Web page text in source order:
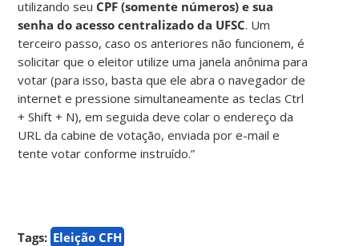
utilizando seu CPF (somente números) e sua
senha do acesso centralizado da UFSC. Um
terceiro passo, caso os anteriores não funcionem, é
solicitar que o eleitor utilize uma janela anônima para
votar (para isso, basta que ele abra o navegador de
internet e pressione simultaneamente as teclas Ctrl
+ Shift + N), em seguida deve colar o endereço da
URL da cabine de votação, enviada por e-mail e
tente votar conforme instruído.”
Tags: Eleição CFH